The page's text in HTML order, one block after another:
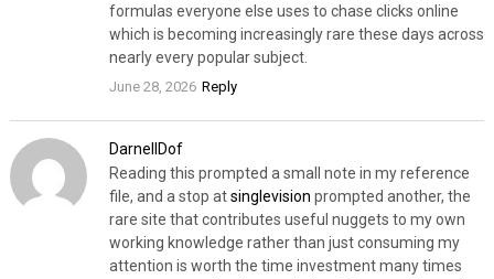
formulas everyone else uses to chase clicks online
which is becoming increasingly rare these days across
nearly every popular subject.
June 28, 2026 Reply
DarnellDof
Reading this prompted a small note in my reference
file, and a stop atsinglevision prompted another, the
rare site that contributes useful nuggets to my own
working knowledge rather than just consuming my
attention is worth the time investment many times